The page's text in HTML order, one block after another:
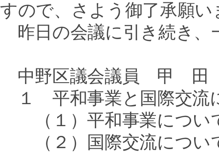
すので、さよう御了承願い
昨日の会議に引き続き、
中野区議会議員 甲 田
１ 平和事業と国際交流
（１）平和事業につい
（２）国際交流につい